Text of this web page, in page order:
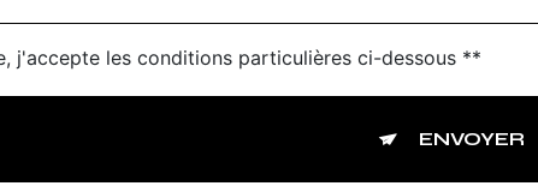
j'accepte les conditions particulières ci-dessous **
ENVOYER